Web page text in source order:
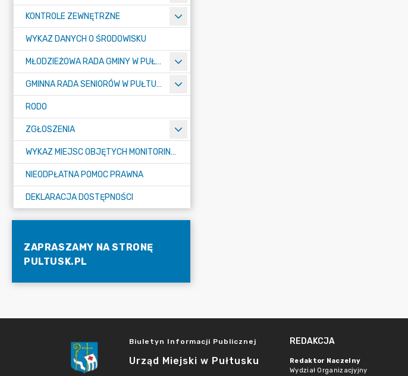
KONTROLE ZEWNĘTRZNE
WYKAZ DANYCH O ŚRODOWISKU
MŁODZIEŻOWA RADA GMINY W PUŁTUSKU
GMINNA RADA SENIORÓW W PUŁTUSKU
RODO
ZGŁOSZENIA
WYKAZ MIEJSC OBJĘTYCH MONITORINGIEM
NIEODPŁATNA POMOC PRAWNA
DEKLARACJA DOSTĘPNOŚCI
ZAPRASZAMY NA STRONĘ
PULTUSK.PL
Biuletyn Informacji Publicznej
Urząd Miejski w Pułtusku
REDAKCJA
Redaktor Naczelny
Wydział Organizacjyjny